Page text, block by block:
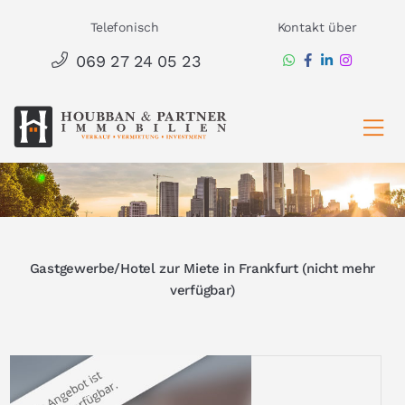
springen
Telefonisch
069 27 24 05 23
Kontakt über
Gastgewerbe/Hotel zur Miete in Frankfurt (nicht mehr
verfügbar)